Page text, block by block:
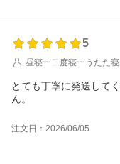
5
昼寝ー二度寝ーうたた
とても丁寧に発送して
ん。
注文日：2026/06/05